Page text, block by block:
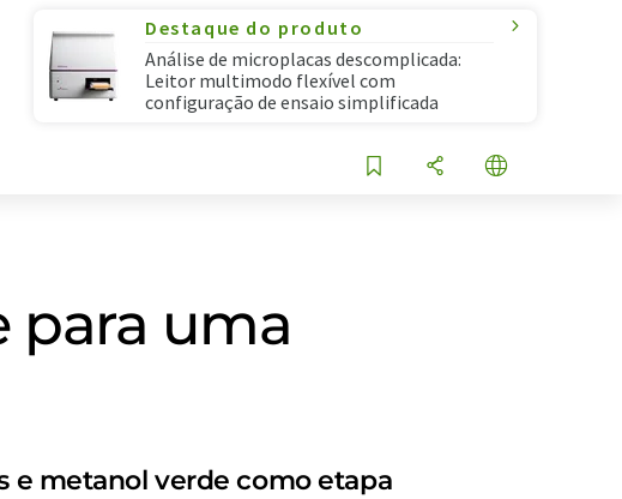
Destaque do produto
Análise de microplacas descomplicada:
Leitor multimodo flexível com
configuração de ensaio simplificada
para uma
e metanol verde como etapa